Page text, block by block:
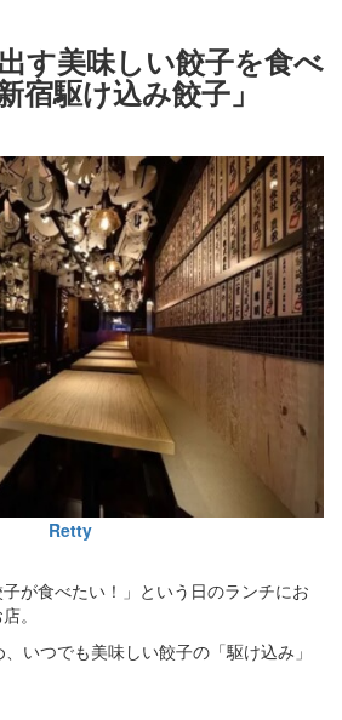
す美味しい餃子を食べ
宿駆け込み餃子」
Retty
子が食べたい！」という日のランチにお
。
いつでも美味しい餃子の「駆け込み」